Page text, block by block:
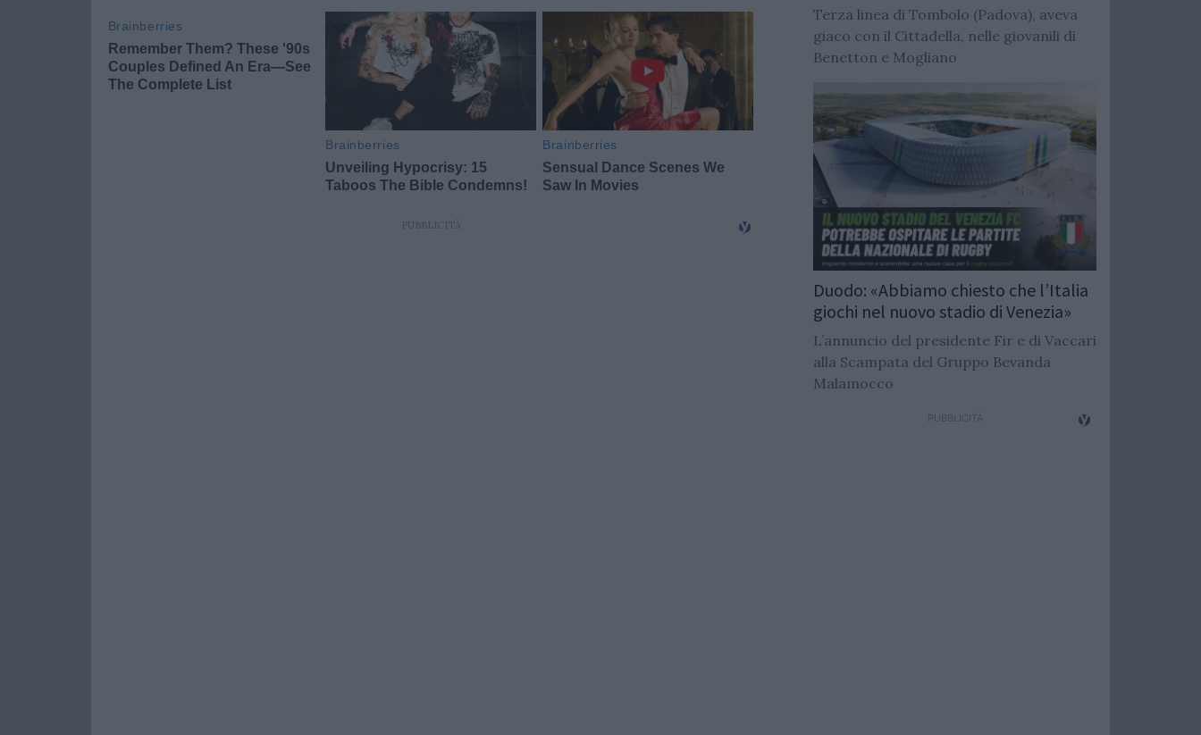
Terza linea di Tombolo (Padova), aveva
giaco con il Cittadella, nelle giovanili di
Benetton e Mogliano
Duodo: «Abbiamo chiesto che l’Italia
giochi nel nuovo stadio di Venezia»
L’annuncio del presidente Fir e di Vaccari
alla Scampata del Gruppo Bevanda
Malamocco